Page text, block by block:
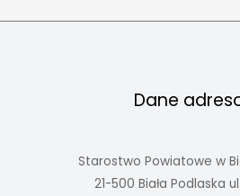
Dane
Starostwo Powiatowe w
21-500 Biała Podlaska